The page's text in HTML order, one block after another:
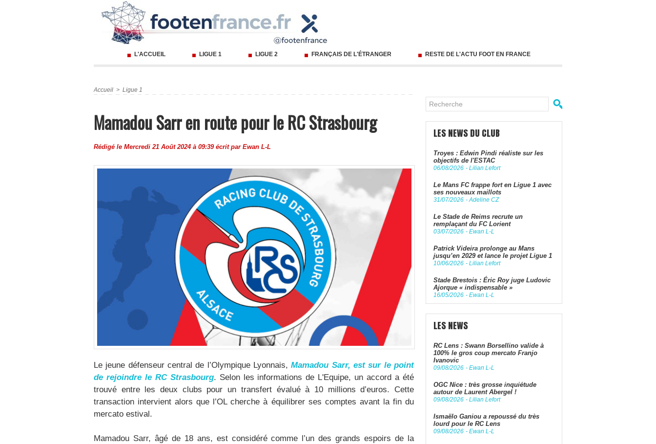
L'ACCUEIL LIGUE 1 LIGUE 2 FRANÇAIS DE L'ÉTRANGER RESTE DE L'ACTU FOOT EN FRANCE
Accueil > Ligue 1
Mamadou Sarr en route pour le RC Strasbourg
Rédigé le Mercredi 21 Août 2024 à 09:39 écrit par Ewan L-L
Le jeune défenseur central de l’Olympique Lyonnais,Mamadou Sarr, est sur le point
de rejoindre le RC Strasbourg. Selon les informations de L'Equipe, un accord a été
trouvé entre les deux clubs pour un transfert évalué à 10 millions d’euros. Cette
transaction intervient alors que l’OL cherche à équilibrer ses comptes avant la fin du
mercato estival.
Mamadou Sarr, âgé de 18 ans, est considéré comme l’un des grands espoirs de la
LES NEWS DU CLUB
Troyes : Edwin Pindi réaliste sur les
objectifs de l'ESTAC
06/08/2026 - Lilian Lefort
Le Mans FC frappe fort en Ligue 1 avec
ses nouveaux maillots
31/07/2026 -Adeline CZ
Le Stade de Reims recrute un
remplaçant du FC Lorient
03/07/2026 - Ewan L-L
Patrick Videira prolonge au Mans
jusqu’en 2029 et lance le projet Ligue 1
10/06/2026 - Lilian Lefort
Stade Brestois : Éric Roy juge Ludovic
Ajorque « indispensable »
16/05/2026 - Ewan L-L
LES NEWS
RC Lens : Swann Borsellino valide à
100% le gros coup mercato Franjo
Ivanovic
09/08/2026 - Ewan L-L
OGC Nice : très grosse inquiétude
autour de Laurent Abergel !
09/08/2026 - Lilian Lefort
Ismaëlo Ganiou a repoussé du très
lourd pour le RC Lens
09/08/2026 - Ewan L-L